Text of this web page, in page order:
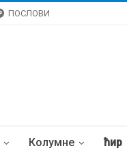
ПОСЛОВИ
Колумне ћир